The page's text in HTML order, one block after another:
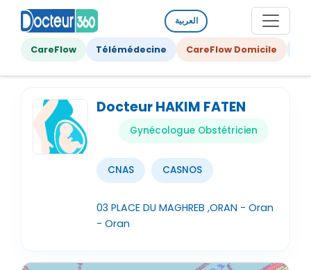
العربية
CareFlow Télémédecine CareFlow Domicile
Docteur HAKIM FATEN
Gynécologue Obstétricien
CNAS CASNOS
03 PLACE DU MAGHREB ,ORAN - Oran
- Oran